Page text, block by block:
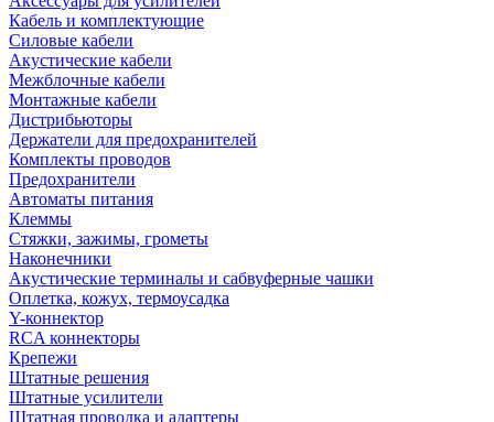
Кабель и комплектующие
Силовые кабели
Акустические кабели
Межблочные кабели
Монтажные кабели
Дистрибьюторы
Держатели для предохранителей
Комплекты проводов
Предохранители
Автоматы питания
Клеммы
Стяжки, зажимы, грометы
Наконечники
Акустические терминалы и сабвуферные чашки
Оплетка, кожух, термоусадка
Y-коннектор
RCA коннекторы
Крепежи
Штатные решения
Штатные усилители
Штатная проводка и адаптеры